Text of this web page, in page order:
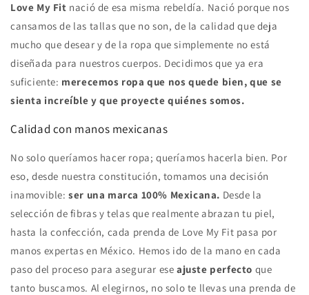
Love My Fit nació de esa misma rebeldía. Nació porque nos
cansamos de las tallas que no son, de la calidad que deja
mucho que desear y de la ropa que simplemente no está
diseñada para nuestros cuerpos. Decidimos que ya era
suficiente: merecemos ropa que nos quede bien, que se
sienta increíble y que proyecte quiénes somos.
Calidad con manos mexicanas
No solo queríamos hacer ropa; queríamos hacerla bien. Por
eso, desde nuestra constitución, tomamos una decisión
inamovible:ser una marca 100% Mexicana. Desde la
selección de fibras y telas que realmente abrazan tu piel,
hasta la confección, cada prenda de Love My Fit pasa por
manos expertas en México. Hemos ido de la mano en cada
paso del proceso para asegurar eseajuste perfecto que
tanto buscamos. Al elegirnos, no solo te llevas una prenda de